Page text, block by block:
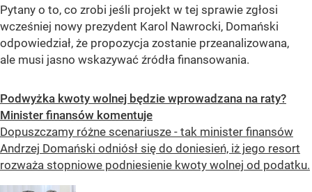
Pytany o to, co zrobi jeśli projekt w tej sprawie zgłosi
wcześniej nowy prezydent Karol Nawrocki, Domański
odpowiedział, że propozycja zostanie przeanalizowana,
ale musi jasno wskazywać źródła finansowania.
Podwyżka kwoty wolnej będzie wprowadzana na raty?
Minister finansów komentuje
Dopuszczamy różne scenariusze - tak minister finansów
Andrzej Domański odniósł się do doniesień, iż jego resort
rozważa stopniowe podniesienie kwoty wolnej od podatku.